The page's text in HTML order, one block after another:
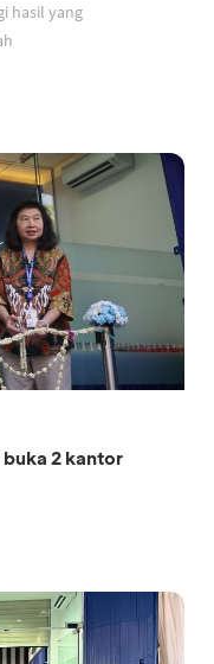
hasil yang
buka 2 kantor